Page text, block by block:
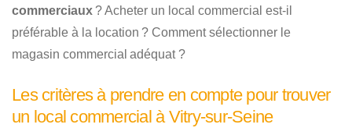
commerciaux ? Acheter un local commercial est-il
préférable à la location ? Comment sélectionner le
magasin commercial adéquat ?
Les critères à prendre en compte pour trouver
un local commercial à Vitry-sur-Seine